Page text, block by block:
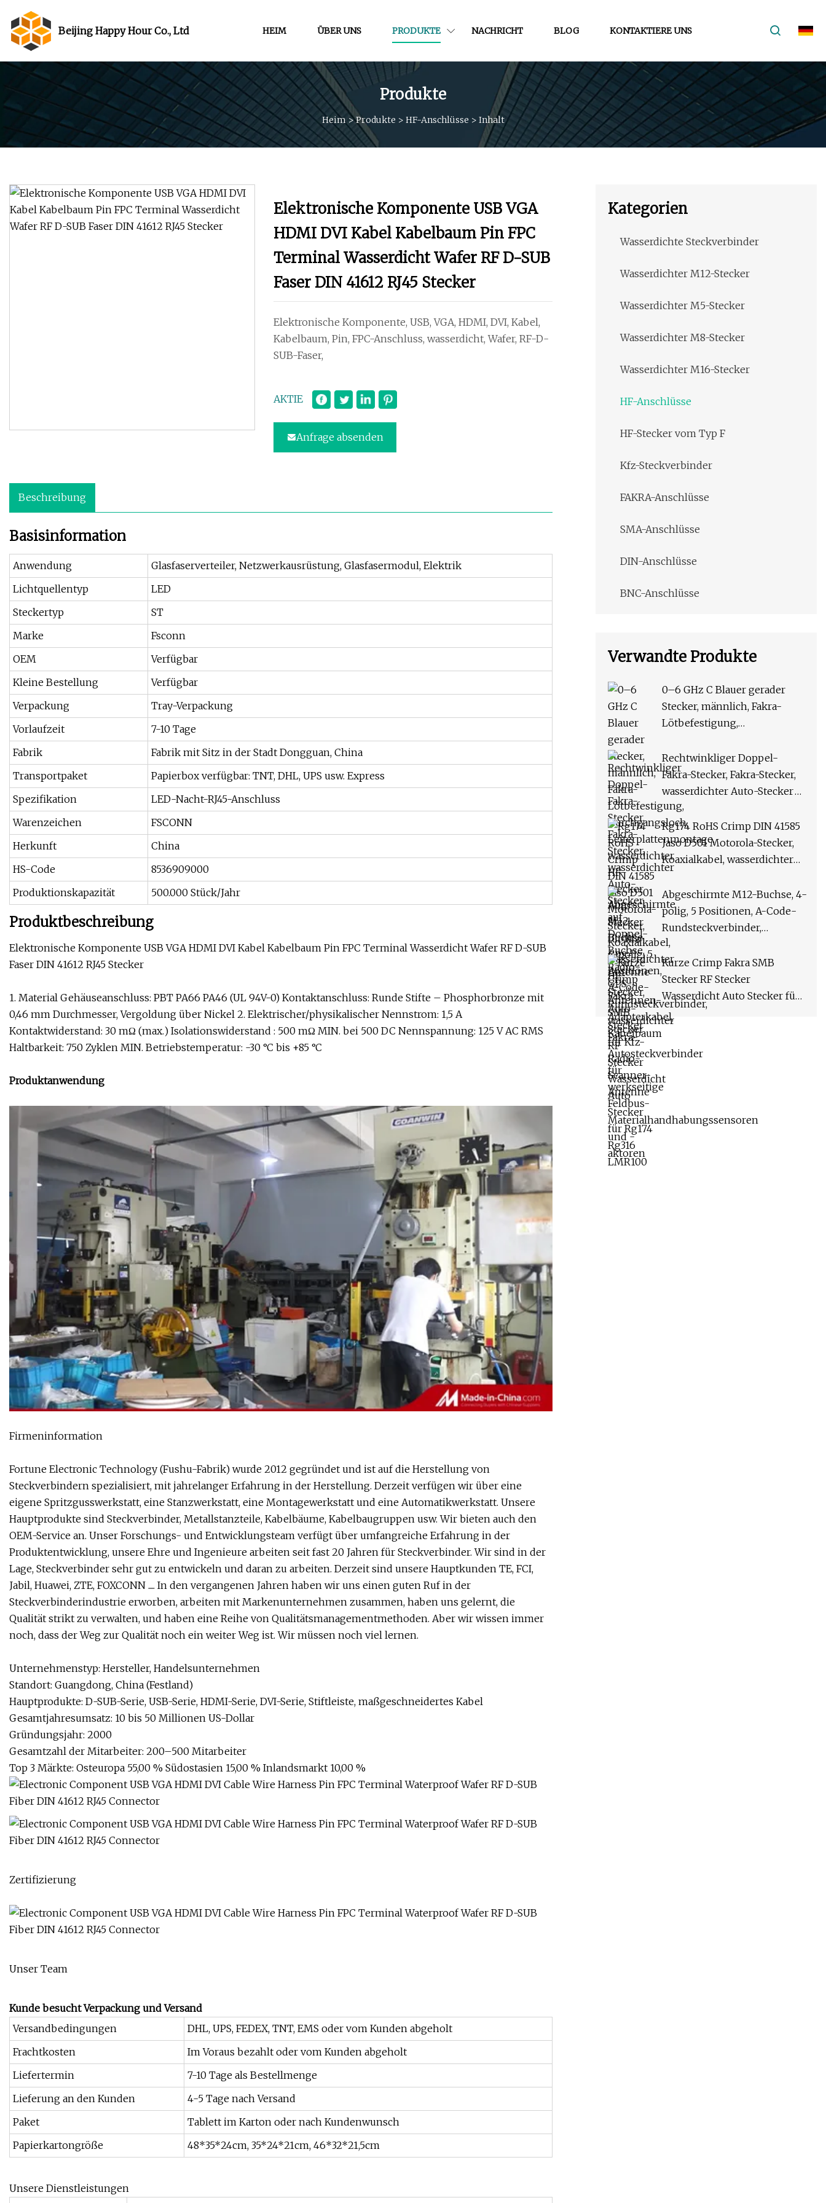
Beijing Happy Hour Co., Ltd HEIM ÜBER UNS PRODUKTE NACHRICHT BLOG KONTAKTIERE UNS
Produkte
Heim >Produkte > HF-Anschlüsse > Inhalt
Elektronische Komponente USB VGA
HDMI DVI Kabel Kabelbaum Pin FPC
Terminal Wasserdicht Wafer RF D-SUB
Faser DIN 41612 RJ45 Stecker
Elektronische Komponente, USB, VGA, HDMI, DVI, Kabel,
Kabelbaum, Pin, FPC-Anschluss, wasserdicht, Wafer, RF-D-
SUB-Faser,
AKTIE
Anfrage absenden
Beschreibung
Basisinformation
Anwendung
Glasfaserverteiler, Netzwerkausrüstung, Glasfasermodul, Elektrik
Lichtquellentyp
LED
Steckertyp
ST
Marke
Fsconn
OEM
Verfügbar
Kleine Bestellung
Verfügbar
Verpackung
Tray-Verpackung
Vorlaufzeit
7-10 Tage
Fabrik
Fabrik mit Sitz in der Stadt Dongguan, China
Transportpaket
Papierbox verfügbar: TNT, DHL, UPS usw. Express
Spezifikation
LED-Nacht-RJ45-Anschluss
Warenzeichen
FSCONN
Herkunft
China
HS-Code
8536909000
Produktionskapazität
500.000 Stück/Jahr
Produktbeschreibung
Elektronische Komponente USB VGA HDMI DVI Kabel Kabelbaum Pin FPC Terminal Wasserdicht Wafer RF D-SUB
Faser DIN 41612 RJ45 Stecker
1. Material Gehäuseanschluss: PBT PA66 PA46 (UL 94V-0) Kontaktanschluss: Runde Stifte – Phosphorbronze mit
0,46 mm Durchmesser, Vergoldung über Nickel 2. Elektrischer/physikalischer Nennstrom: 1,5 A
Kontaktwiderstand: 30 mΩ (max.) Isolationswiderstand : 500 mΩ MIN. bei 500 DC Nennspannung: 125 V AC RMS
Haltbarkeit: 750 Zyklen MIN. Betriebstemperatur: -30 °C bis +85 °C
Produktanwendung
Firmeninformation
Fortune Electronic Technology (Fushu-Fabrik) wurde 2012 gegründet und ist auf die Herstellung von
Steckverbindern spezialisiert, mit jahrelanger Erfahrung in der Herstellung. Derzeit verfügen wir über eine
eigene Spritzgusswerkstatt, eine Stanzwerkstatt, eine Montagewerkstatt und eine Automatikwerkstatt. Unsere
Hauptprodukte sind Steckverbinder, Metallstanzteile, Kabelbäume, Kabelbaugruppen usw. Wir bieten auch den
OEM-Service an. Unser Forschungs- und Entwicklungsteam verfügt über umfangreiche Erfahrung in der
Produktentwicklung, unsere Ehre und Ingenieure arbeiten seit fast 20 Jahren für Steckverbinder. Wir sind in der
Lage, Steckverbinder sehr gut zu entwickeln und daran zu arbeiten. Derzeit sind unsere Hauptkunden TE, FCI,
Jabil, Huawei, ZTE, FOXCONN ..... In den vergangenen Jahren haben wir uns einen guten Ruf in der
Steckverbinderindustrie erworben, arbeiten mit Markenunternehmen zusammen, haben uns gelernt, die
Qualität strikt zu verwalten, und haben eine Reihe von Qualitätsmanagementmethoden. Aber wir wissen immer
noch, dass der Weg zur Qualität noch ein weiter Weg ist. Wir müssen noch viel lernen.
Unternehmenstyp: Hersteller, Handelsunternehmen
Standort: Guangdong, China (Festland)
Hauptprodukte: D-SUB-Serie, USB-Serie, HDMI-Serie, DVI-Serie, Stiftleiste, maßgeschneidertes Kabel
Gesamtjahresumsatz: 10 bis 50 Millionen US-Dollar
Gründungsjahr: 2000
Gesamtzahl der Mitarbeiter: 200–500 Mitarbeiter
Top 3 Märkte: Osteuropa 55,00 % Südostasien 15,00 % Inlandsmarkt 10,00 %
Zertifizierung
Unser Team
Kunde besucht Verpackung und Versand
Versandbedingungen
DHL, UPS, FEDEX, TNT, EMS oder vom Kunden abgeholt
Frachtkosten
Im Voraus bezahlt oder vom Kunden abgeholt
Liefertermin
7-10 Tage als Bestellmenge
Lieferung an den Kunden
4-5 Tage nach Versand
Paket
Tablett im Karton oder nach Kundenwunsch
Papierkartongröße
48*35*24cm, 35*24*21cm, 46*32*21,5cm
Unsere Dienstleistungen
Kategorien
Wasserdichte Steckverbinder
Wasserdichter M12-Stecker
Wasserdichter M5-Stecker
Wasserdichter M8-Stecker
Wasserdichter M16-Stecker
HF-Anschlüsse
HF-Stecker vom Typ F
Kfz-Steckverbinder
FAKRA-Anschlüsse
SMA-Anschlüsse
DIN-Anschlüsse
BNC-Anschlüsse
Verwandte Produkte
0–6 GHz C Blauer gerader
Stecker, männlich, Fakra-
Lötbefestigung,
Leiterplattenmontage,
wasserdichter HF-Stecker,
Auto-Stecker für Kfz-GPS-
Antenne
Rechtwinkliger Doppel-
Fakra-Stecker, Fakra-Stecker,
wasserdichter Auto-Stecker
auf Doppel-Buchse, Radio-
GPS-Antennen-
Adapterkabel, Kabelbaum
Rg174 RoHS Crimp DIN 41585
Jaso D501 Motorola-Stecker,
Koaxialkabel, wasserdichter
Kfz-Radio-Scanner-Antenne
Abgeschirmte M12-Buchse, 4-
polig, 5 Positionen, A-Code-
Rundsteckverbinder,
wasserdichter Fakra-
Autosteckverbinder für
werkseitige Feldbus-
Materialhandhabungssensoren
und -aktoren
Kurze Crimp Fakra SMB
Stecker RF Stecker
Wasserdicht Auto Stecker für
Rg174 Rg316 LMR100